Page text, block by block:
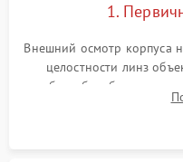
защиты от перегрева
Поломка системы защиты
1.
Внешний осмотр корпуса
целостности линз
работы барабанчиков
параллакса и зума.